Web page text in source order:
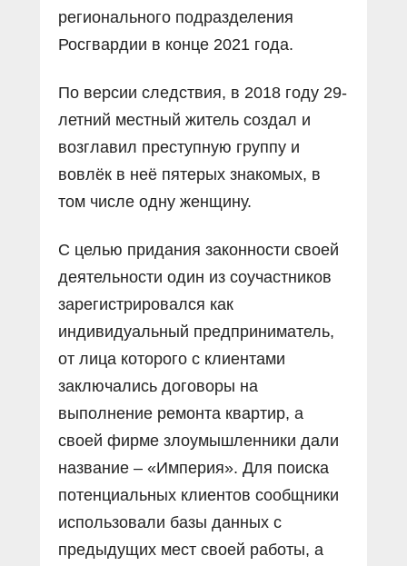
регионального подразделения
Росгвардии в конце 2021 года.
По версии следствия, в 2018 году 29-
летний местный житель создал и
возглавил преступную группу и
вовлёк в неё пятерых знакомых, в
том числе одну женщину.
С целью придания законности своей
деятельности один из соучастников
зарегистрировался как
индивидуальный предприниматель,
от лица которого с клиентами
заключались договоры на
выполнение ремонта квартир, а
своей фирме злоумышленники дали
название – «Империя». Для поиска
потенциальных клиентов сообщники
использовали базы данных с
предыдущих мест своей работы, а